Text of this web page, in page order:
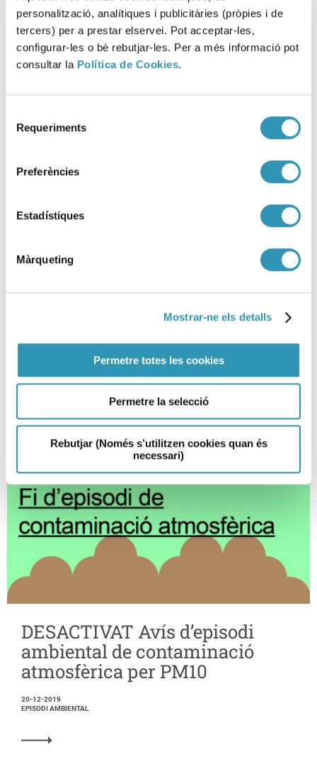
personalització, analítiques i publicitàries (pròpies i de
tercers) per a prestar elservei. Pot acceptar-les,
configurar-les o bé rebutjar-les. Per a més informació pot
consultar la Política de Cookies.
Requeriments
Preferències
Estadístiques
Màrqueting
Mostrar-ne els detalls
Permetre totes les cookies
Permetre la selecció
Rebutjar (Només s’utilitzen cookies quan és
necessari)
Entrada en vigor ZBE Rondes
DESACTIVAT Avís d’episodi
ambiental de contaminació
atmosfèrica per PM10
20-12-2019
EPISODI AMBIENTAL